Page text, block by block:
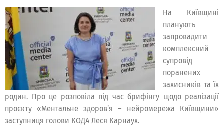
На Київщині
планують
запровадити
комплексний
супровід
поранених
захисників та їх
родин. Про це розповіла під час брифінгу щодо реалізації
проєкту «Ментальне здоров’я – нейромережа Київщини»
заступниця голови КОДА Леся Карнаух.